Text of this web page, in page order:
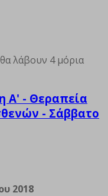
λάβουν 4 μόρια
Α' - Θεραπεία
- Σάββατο
2018